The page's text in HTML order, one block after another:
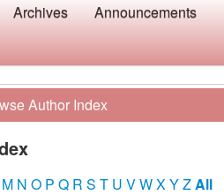
Archives Announcements
Author Index
M N O P Q R S T U VWXYZAll